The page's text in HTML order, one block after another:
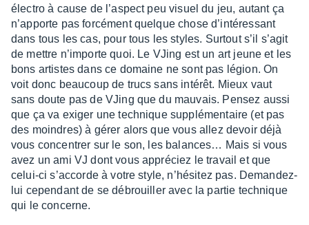
élec­tro à cause de l’as­pect peu visuel du jeu, autant ça
n’ap­porte pas forcé­ment quelque chose d’in­té­res­sant
dans tous les cas, pour tous les styles. Surtout s’il s’agit
de mettre n’im­porte quoi. Le VJing est un art jeune et les
bons artistes dans ce domaine ne sont pas légion. On
voit donc beau­coup de trucs sans inté­rêt. Mieux vaut
sans doute pas de VJing que du mauvais. Pensez aussi
que ça va exiger une tech­nique supplé­men­taire (et pas
des moindres) à gérer alors que vous allez devoir déjà
vous concen­trer sur le son, les balan­ces… Mais si vous
avez un ami VJ dont vous appré­ciez le travail et que
celui-ci s’ac­corde à votre style, n’hé­si­tez pas. Deman­dez-
lui cepen­dant de se débrouiller avec la partie tech­nique
qui le concerne.